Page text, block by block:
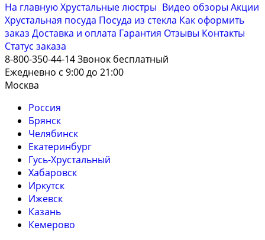
На главнуюХрустальные люстры Видео обзоры Акции
Хрустальная посуда Посуда из стекла Как оформить
заказ Доставка и оплата Гарантия Отзывы Контакты
Cтатус заказа
8-800-350-44-14Звонок бесплатный
Ежедневно с 9:00 до 21:00
Москва
Россия
Брянск
Челябинск
Екатеринбург
Гусь-Хрустальный
Хабаровск
Иркутск
Ижевск
Казань
Кемерово